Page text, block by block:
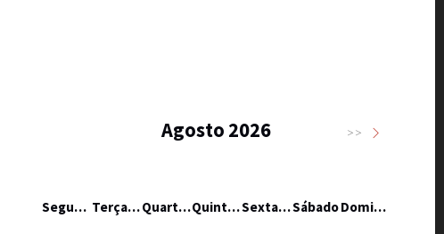
Agosto 2026 >>
Segunda-feira Terça-feira Quarta-feira Quinta-feira Sexta-feiraSábado Domingo